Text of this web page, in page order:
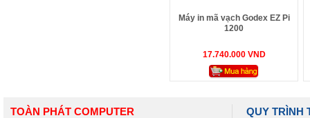
Máy in mã vạch Godex EZ Pi
1200
17.740.000 VND
TOÀN PHÁT COMPUTER QUY TRÌNH